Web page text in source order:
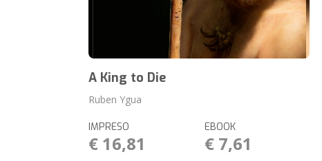
A King to Die
Ruben Ygua
IMPRESO
€ 16,81
EBOOK
€ 7,61